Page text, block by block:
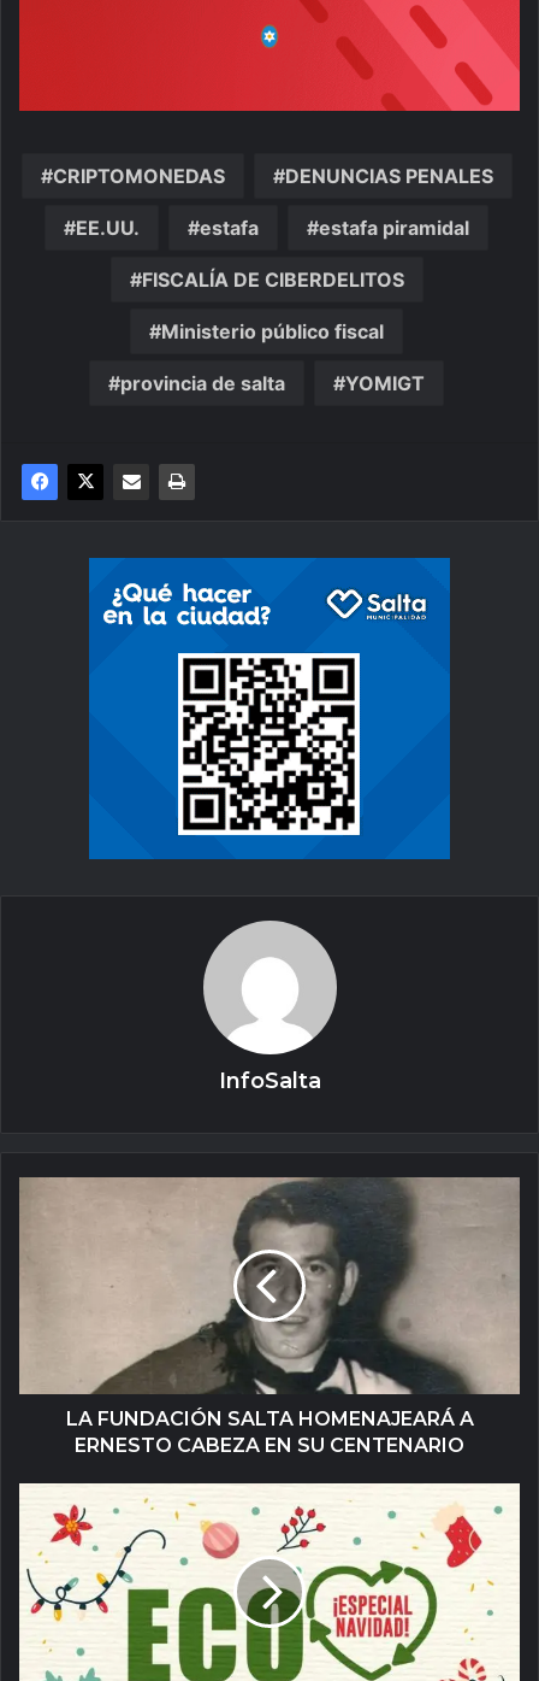
CRIPTOMONEDAS DENUNCIAS PENALES
EE.UU. estafa estafa piramidal
FISCALÍA DE CIBERDELITOS
Ministerio público fiscal
provincia de salta YOMIGT
InfoSalta
LA FUNDACIÓN SALTA HOMENAJEARÁ A
ERNESTO CABEZA EN SU CENTENARIO